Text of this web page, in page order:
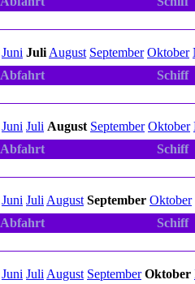
Juni Juli August September Oktober
Abfahrt
Schiff
Juni Juli August September Oktober
Abfahrt
Schiff
Juni Juli August September Oktober
Abfahrt
Schiff
Juni Juli August September Oktober